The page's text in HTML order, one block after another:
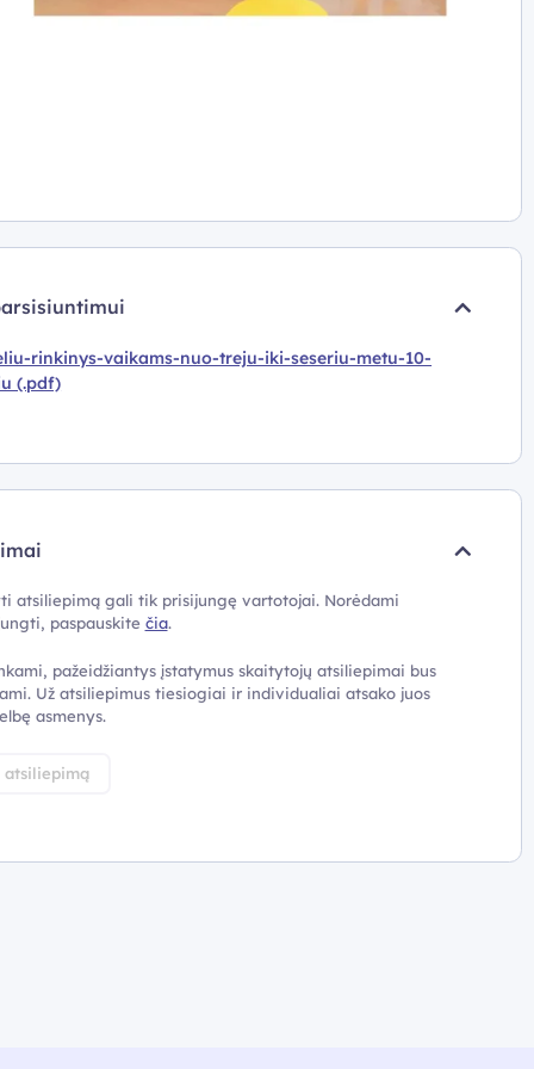
rinkinys-vaikams-nuo-treju-iki-seseriu-metu-10-
(.pdf)
atsiliepimą gali tik prisijungę vartotojai. Norėdami
paspauskite čia.
pažeidžiantys įstatymus skaitytojų atsiliepimai bus
Už atsiliepimus tiesiogiai ir individualiai atsako juos
asmenys.
atsiliepimą